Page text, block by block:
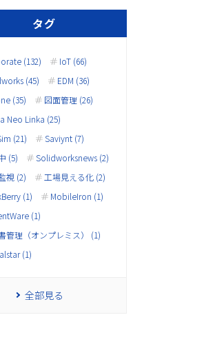
タグ
(132)
IoT (66)
(45)
EDM (36)
(35)
図面管理 (26)
Neo Linka (25)
(21)
Saviynt (7)
(5)
Solidworksnews (2)
視 (2)
工場見える化 (2)
(1)
MobileIron (1)
(1)
管理（オンプレミス） (1)
(1)
全部見る